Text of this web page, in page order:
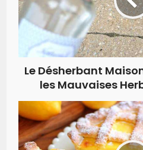
Le Désherbant
les Mauvaises